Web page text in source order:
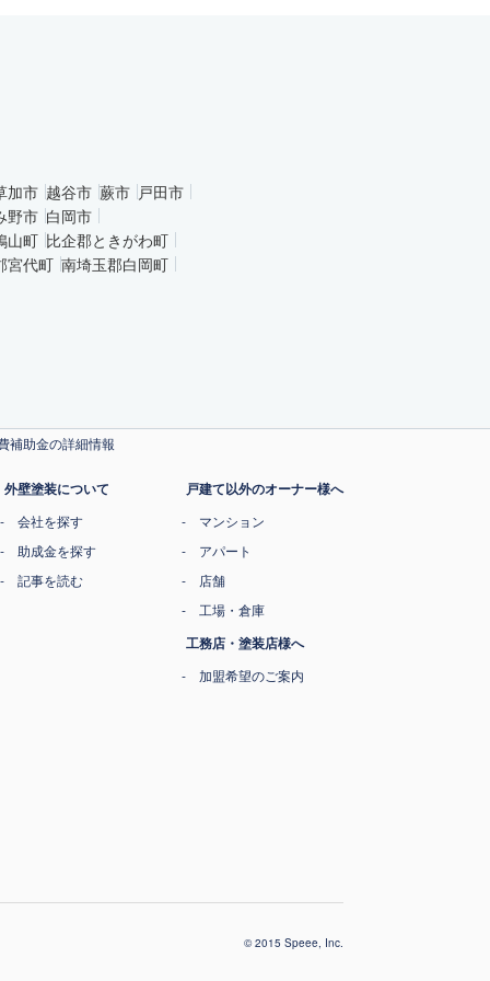
加市 越谷市 蕨市 戸田市
野市 白岡市
山町 比企郡ときがわ町
宮代町 南埼玉郡白岡町
補助金の詳細情報
外壁塗装について
会社を探す
助成金を探す
記事を読む
戸建て以外のオーナー様へ
マンション
アパート
店舗
工場・倉庫
工務店・塗装店様へ
加盟希望のご案内
© 2015 Speee, Inc.